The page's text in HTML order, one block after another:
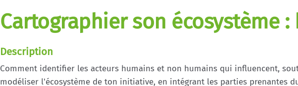
Cartographier son écosystème
Description
Comment identifier les acteurs humains et non humains qui influencent,
modéliser l'écosystème de ton initiative, en intégrant les parties prenantes